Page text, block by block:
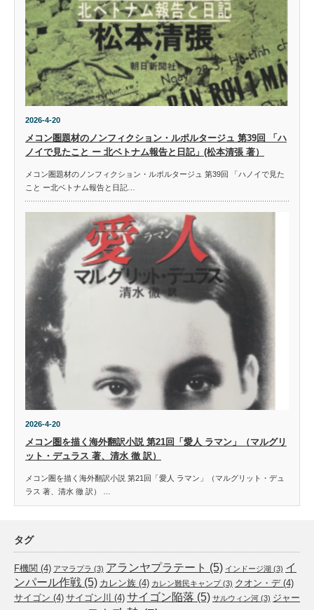
2026-4-20
メコン圏題材のノンフィクション・ルポルタージュ 第39回 「ハ
ノイで見たこと ー 北ベトナム報告と日記」(松本清張 著）
メコン圏題材のノンフィクション・ルポルタージュ 第39回 「ハノイで見た
こと ー北ベトナム報告と日記…
2026-4-20
メコン圏を描く海外翻訳小説 第21回「愛人 ラマン」（マルグリ
ット・デュラス 著、清水 徹 訳）
メコン圏を描く海外翻訳小説 第21回「愛人 ラマン」（マルグリット・デュ
ラス 著、清水 徹 訳） …
タグ
F機関 (4) アマラプラ (3) アランヤプラテート (5) インドージ湖 (3) イ
ンパール作戦 (5) カレン族 (4) カレン難民キャンプ(3) クオン・デ(4)
サイゴン (4) サイゴン川 (4) サイゴン陥落 (5) サルウィン河 (3) ジャー